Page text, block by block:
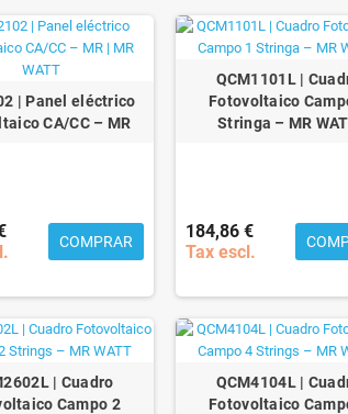
| Panel eléctrico
CA/CC – MR
COMPRAR
QCM1101L |
Fotovoltaico
Stringa – MR
184,86 €
Tax escl.
| Cuadro
Campo 2
QCM4104L |
Fotovoltaico